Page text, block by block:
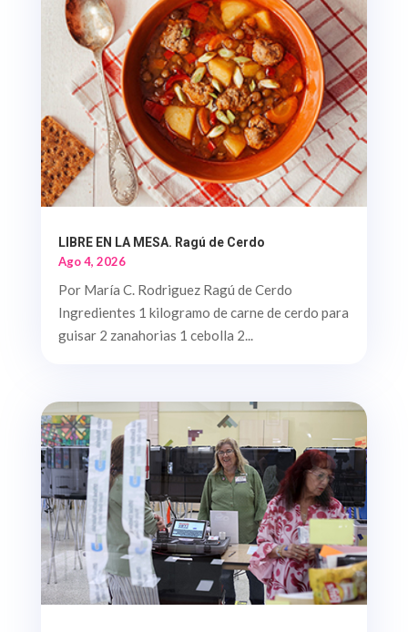
LIBRE EN LA MESA. Ragú de Cerdo
Ago 4, 2026
Por María C. Rodriguez Ragú de Cerdo
Ingredientes 1 kilogramo de carne de cerdo para
guisar 2 zanahorias 1 cebolla 2...